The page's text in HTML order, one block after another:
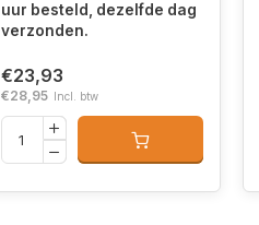
uur besteld, dezelfde dag
verzonden.
€23,93
€28,95 Incl. btw